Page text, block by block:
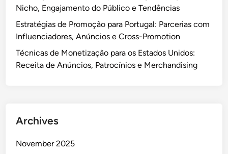
Nicho, Engajamento do Público e Tendências
Estratégias de Promoção para Portugal: Parcerias com
Influenciadores, Anúncios e Cross-Promotion
Técnicas de Monetização para os Estados Unidos:
Receita de Anúncios, Patrocínios e Merchandising
Archives
November 2025